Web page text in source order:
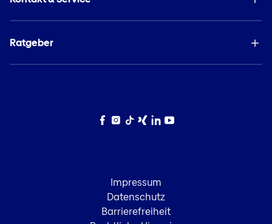
Ratgeber
Facebook
Instagram
TikTokXingLinkedIn
YouTube
Impressum
Datenschutz
Barrierefreiheit